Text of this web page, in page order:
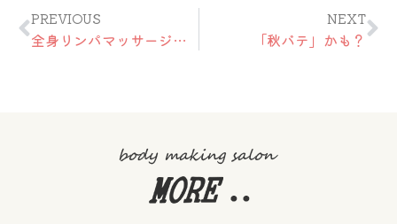
Prev
PREVIOUS
全身リンパマッサージ ★BODYMAKE 150min
NEXT
「秋バテ」かも？